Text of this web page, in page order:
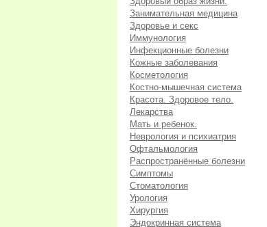
Занимательная медицина
Здоровье и секс
Иммунология
Инфекционные болезни
Кожные заболевания
Косметология
Костно-мышечная система
Красота. Здоровое тело.
Лекарства
Мать и ребенок.
Неврология и психиатрия
Офтальмология
Распространённые болезни
Симптомы
Стоматология
Урология
Хирургия
Эндокринная система